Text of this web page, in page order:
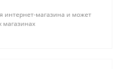
интернет-магазина и может
магазинах